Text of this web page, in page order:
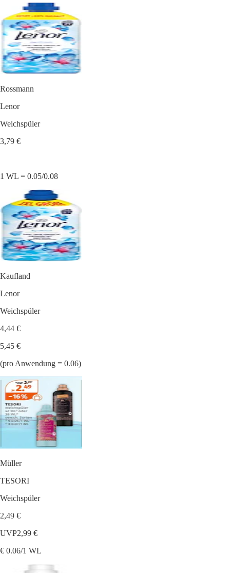
Rossmann
Lenor
Weichspüler
3,79 €
1 WL = 0.05/0.08
Kaufland
Lenor
Weichspüler
4,44 €
5,45 €
(pro Anwendung = 0.06)
Müller
TESORI
Weichspüler
2,49 €
UVP2,99 €
€ 0.06/1 WL